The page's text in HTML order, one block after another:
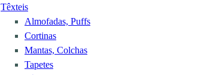
Têxteis
Almofadas, Puffs
Cortinas
Mantas, Colchas
Tapetes